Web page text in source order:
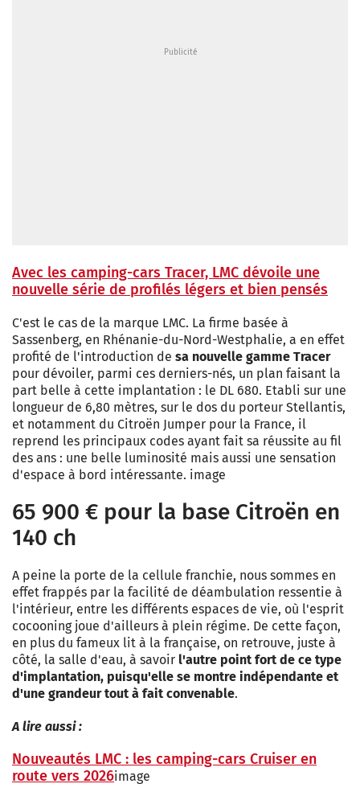
Avec les camping-cars Tracer, LMC dévoile une
nouvelle série de profilés légers et bien pensés
C'est le cas de la marque LMC. La firme basée à
Sassenberg, en Rhénanie-du-Nord-Westphalie, a en effet
profité de l'introduction de sa nouvelle gamme Tracer
pour dévoiler, parmi ces derniers-nés, un plan faisant la
part belle à cette implantation : le DL 680. Etabli sur une
longueur de 6,80 mètres, sur le dos du porteur Stellantis,
et notamment du Citroën Jumper pour la France, il
reprend les principaux codes ayant fait sa réussite au fil
des ans : une belle luminosité mais aussi une sensation
d'espace à bord intéressante. image
65 900 € pour la base Citroën en
140 ch
A peine la porte de la cellule franchie, nous sommes en
effet frappés par la facilité de déambulation ressentie à
l'intérieur, entre les différents espaces de vie, où l'esprit
cocooning joue d'ailleurs à plein régime. De cette façon,
en plus du fameux lit à la française, on retrouve, juste à
côté, la salle d'eau, à savoir l'autre point fort de ce type
d'implantation, puisqu'elle se montre indépendante et
d'une grandeur tout à fait convenable.
A lire aussi :
Nouveautés LMC : les camping-cars Cruiser en
route vers 2026image